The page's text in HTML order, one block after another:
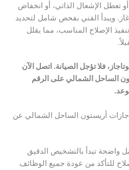
تعطل الإشعال الذاتي، أو انخفاض
ويبدأ الفني بفحص شامل لتحديد
الإصلاح المناسب، مما يقلل
فلا تؤجل الصيانة. اتصل الآن
الساحل الشمالي على الرقم
أريستون الساحل الشمالي عن
واضحة تبدأ بالتشخيص الدقيق
للتأكد من عودة جميع الوظائف